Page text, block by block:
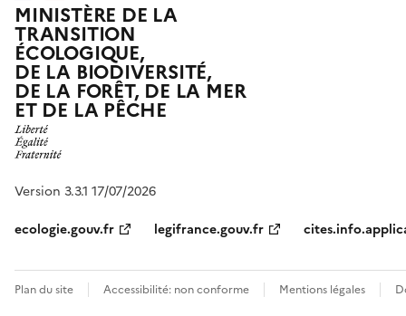
MINISTÈRE DE LA
TRANSITION
ÉCOLOGIQUE,
DE LA BIODIVERSITÉ,
DE LA FORÊT, DE LA MER
ET DE LA PÊCHE
Version 3.3.1 17/07/2026
ecologie.gouv.fr
legifrance.gouv.fr
Plan du site Accessibilité: non conforme Mentions légales